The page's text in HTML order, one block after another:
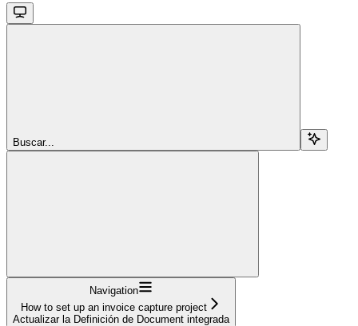
Buscar...
Navigation
How to set up an invoice capture project
Actualizar la Definición de Document integrada